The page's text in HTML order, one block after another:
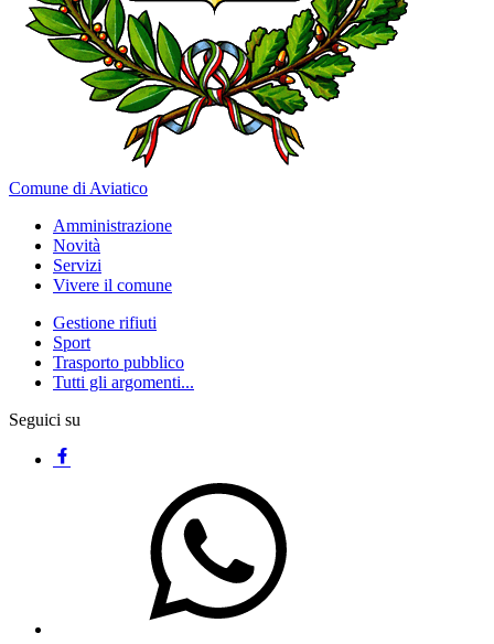
Comune di Aviatico
Amministrazione
Novità
Servizi
Vivere il comune
Gestione rifiuti
Sport
Trasporto pubblico
Tutti gli argomenti...
Seguici su